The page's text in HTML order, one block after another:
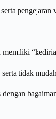
pengejaran
memiliki
tidak